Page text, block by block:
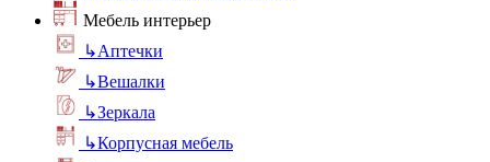
Мебель интерьер
↳Аптечки
↳Вешалки
↳Зеркала
↳Корпусная мебель